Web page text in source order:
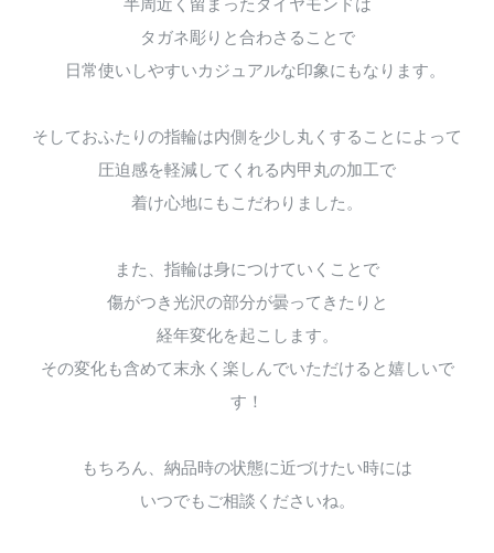
半周近く留まったダイヤモンドは
タガネ彫りと合わさることで
日常使いしやすいカジュアルな印象にもなります。
そしておふたりの指輪は内側を少し丸くすることによって
圧迫感を軽減してくれる内甲丸の加工で
着け心地にもこだわりました。
また、指輪は身につけていくことで
傷がつき光沢の部分が曇ってきたりと
経年変化を起こします。
その変化も含めて末永く楽しんでいただけると嬉しいで
す！
もちろん、納品時の状態に近づけたい時には
いつでもご相談くださいね。